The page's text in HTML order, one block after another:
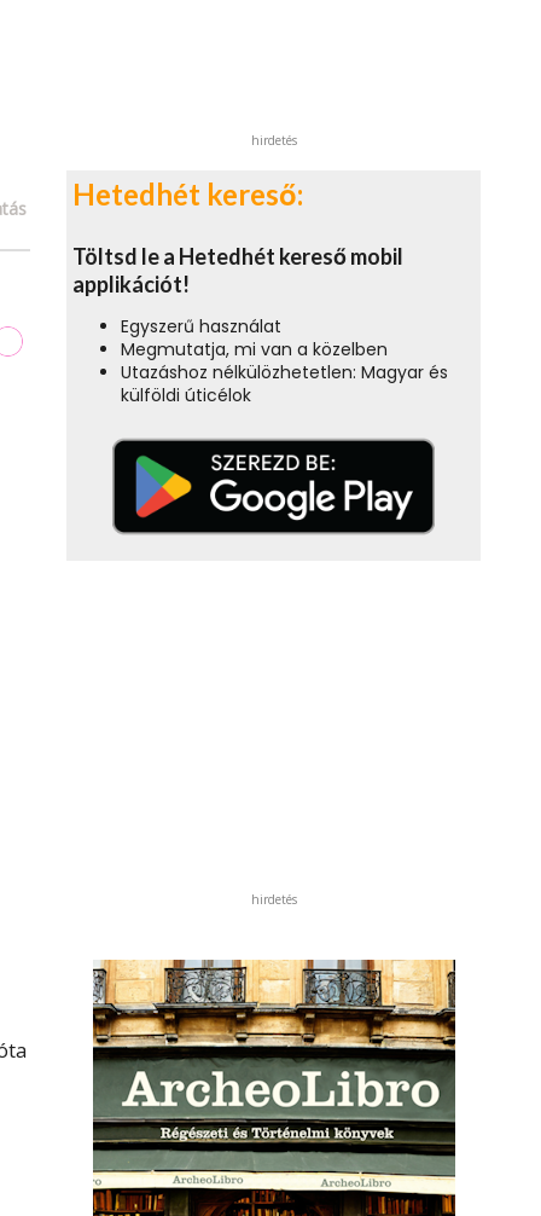
hirdetés
Hetedhét kereső:
Töltsd le a Hetedhét kereső mobil
applikációt!
Egyszerű használat
Megmutatja, mi van a közelben
Utazáshoz nélkülözhetetlen: Magyar és
külföldi úticélok
hirdetés